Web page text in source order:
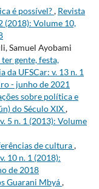
é possível?, Revista
(2018): Volume 10,
Samuel Ayobami
gente, festa,
da UFSCar: v. 13 n. 1
- junho de 2021
sobre política e
do Século XIX,
5 n. 1 (2013): Volume
de cultura,
10 n. 1 (2018):
de 2018
Guarani Mbyá,